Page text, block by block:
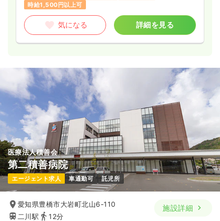
時給1,500円以上可
気になる 詳細を見る
医療法人積善会
第二積善病院
エージェント求人 車通勤可 託児所
愛知県豊橋市大岩町北山6-110
二川駅
12分
施設詳細